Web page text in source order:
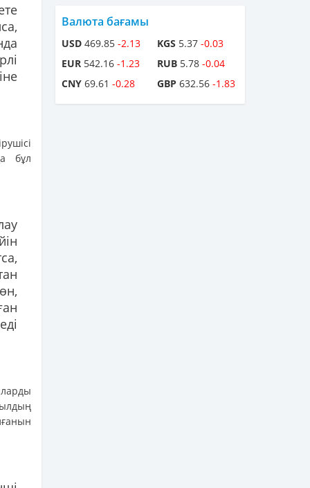
бұл
Валюта бағамы
USD 469.85 -2.13
EUR 542.16 -1.23
CNY 69.61 -0.28
KGS 5.37 -0.03
RUB 5.78 -0.04
GBP 632.56 -1.83